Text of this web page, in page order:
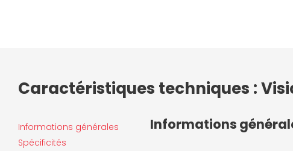
Caractéristiques techniques :
Informations générales
Spécificités
Informations